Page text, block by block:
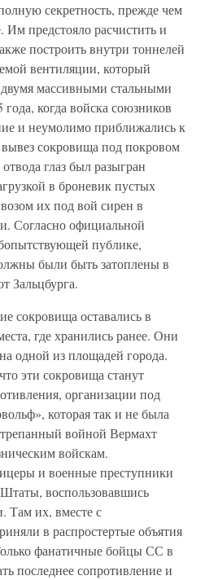
секретность, прежде чем
предстояло расчистить и
построить внутри тоннелей
вентиляции, который
массивными стальными
когда войска союзников
и неумолимо приближались к
сокровища под покровом
глаз был разыгран
в броневик пустых
их под вой сирен в
Согласно официальной
публике,
были быть затоплены в
Зальцбурга.
сокровища оставались в
где хранились ранее. Они
одной из площадей города.
эти сокровища станут
организации под
которая так и не была
войной Вермахт
войскам.
и военные преступники
воспользовавшись
Там их, вместе с
в распростертые объятия
фанатичные бойцы СС в
последнее сопротивление и